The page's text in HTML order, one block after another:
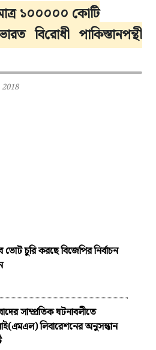
১০০০০০ কো‌টি
বি‌রোধী পাকিস্তানপন্থী
ভোট চুরি করছে বিজেপির নির্বাচন
সাম্প্রতিক ঘটনাবলীতে
লিবারেশনের অনুসন্ধান